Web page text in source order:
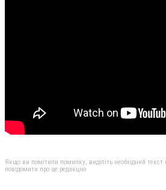
Якщо ви помітили помилку, виділіть необхідний текст
повідомити про це редакцію